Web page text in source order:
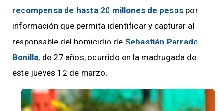
recompensa de hasta 20 millones de pesos por
información que permita identificar y capturar al
responsable del homicidio de Sebastián Parrado
Bonilla, de 27 años, ocurrido en la madrugada de
este jueves 12 de marzo.